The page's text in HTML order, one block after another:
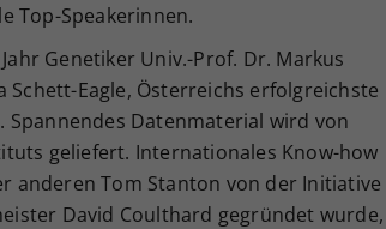
Top-Speakerinnen.
Genetiker Univ.-Prof. Dr. Markus
Eagle, Österreichs erfolgreichste
Datenmaterial wird von
geliefert. Internationales Know-how
anderen Tom Stanton von der Initiative
David Coulthard gegründet wurde,